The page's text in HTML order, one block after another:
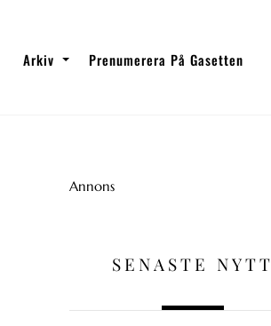
Arkiv Prenumerera På Gasetten
Annons
SENASTE NYTT